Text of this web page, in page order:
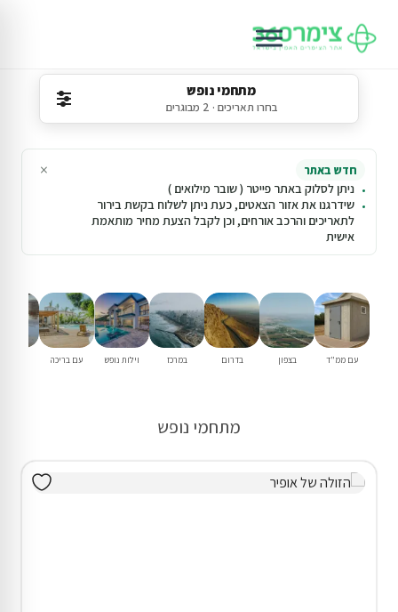
מתחמי נופש
בחרו תאריכים · 2 מבוגרים
חדש באתר
ניתן לסלוק באתר פייטר ( שובר מילואים )
שידרגנו את אזור הצאטים, כעת ניתן לשלוח בקשת בירור
לתאריכים והרכב אורחים, וכן לקבל הצעת מחיר מותאמת
אישית
×
עם ממ"ד בצפון בדרום במרכז וילות נופש עם בריכה
מתחמי נופש